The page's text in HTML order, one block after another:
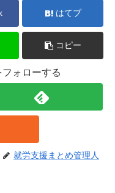
はてブ
コピー
ォローする
就労支援まとめ管理人